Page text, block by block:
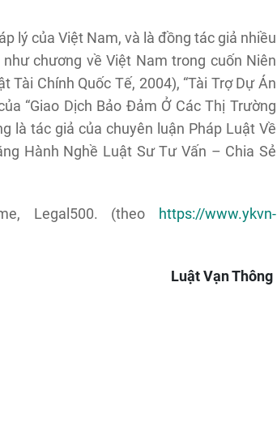
lý của Việt Nam, và là đồng tác giả nhiều
chương về Việt Nam trong cuốn Niên
Chính Quốc Tế, 2004), “Tài Trợ Dự Án
“Giao Dịch Bảo Đảm Ở Các Thị Trường
là tác giả của chuyên luận Pháp Luật Về
Hành Nghề Luật Sư Tư Vấn – Chia Sẻ
Legal500. (theo https://www.ykvn-
Luật Vạn Thông